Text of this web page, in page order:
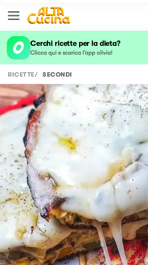
Cerchi ricette per la dieta?
Clicca qui e scarica l’app olivia!
RICETTE/ SECONDI